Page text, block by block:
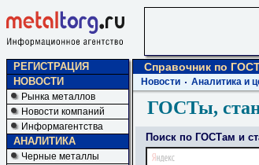
РЕГИСТРАЦИЯ
НОВОСТИ
Рынка металлов
Новости компаний
Информагентства
АНАЛИТИКА
Черные металлы
Справочник по
Новости Аналитика и
ГОСТы,
Поиск по ГОСТам и